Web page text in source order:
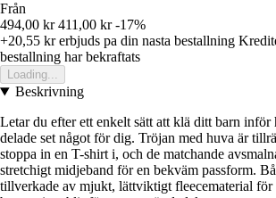
Från
494,00 kr 411,00 kr -17%
+20,55 krerbjuds pa din nasta bestallning
bestallning har bekraftats
Loading...
Beskrivning
Letar du efter ett enkelt sätt att klä ditt barn inför
delade set något för dig. Tröjan med huva är
stoppa in en T-shirt i, och de matchande
stretchigt midjeband för en bekväm passform.
tillverkade av mjukt, lättviktigt fleecematerial för